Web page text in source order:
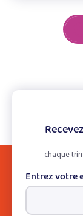
chaque
Entrez votre